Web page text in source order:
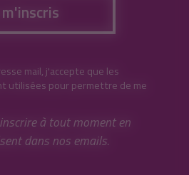
m'inscris
mail, j'accepte que les
utilisées pour permettre de me
à tout moment en
dans nos emails.